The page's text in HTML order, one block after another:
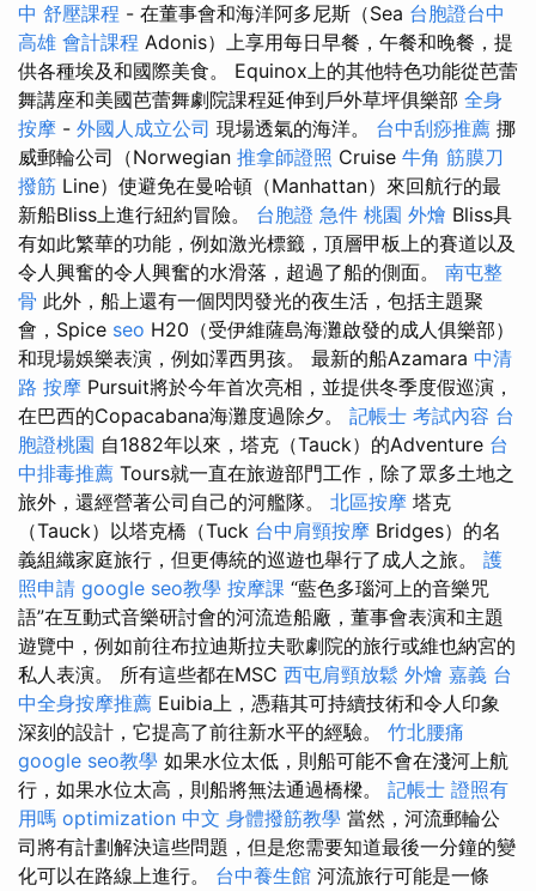
中 舒壓課程 - 在董事會和海洋阿多尼斯（Sea 台胞證台中
高雄 會計課程 Adonis）上享用每日早餐，午餐和晚餐，提
供各種埃及和國際美食。 Equinox上的其他特色功能從芭蕾
舞講座和美國芭蕾舞劇院課程延伸到戶外草坪俱樂部 全身
按摩 - 外國人成立公司 現場透氣的海洋。 台中刮痧推薦 挪
威郵輪公司（Norwegian 推拿師證照 Cruise 牛角 筋膜刀
撥筋 Line）使避免在曼哈頓（Manhattan）來回航行的最
新船Bliss上進行紐約冒險。 台胞證 急件 桃園 外燴 Bliss具
有如此繁華的功能，例如激光標籤，頂層甲板上的賽道以及
令人興奮的令人興奮的水滑落，超過了船的側面。 南屯整
骨 此外，船上還有一個閃閃發光的夜生活，包括主題聚
會，Spice seo H20（受伊維薩島海灘啟發的成人俱樂部）
和現場娛樂表演，例如澤西男孩。 最新的船Azamara 中清
路 按摩 Pursuit將於今年首次亮相，並提供冬季度假巡演，
在巴西的Copacabana海灘度過除夕。 記帳士 考試內容 台
胞證桃園 自1882年以來，塔克（Tauck）的Adventure 台
中排毒推薦 Tours就一直在旅遊部門工作，除了眾多土地之
旅外，還經營著公司自己的河艦隊。 北區按摩 塔克
（Tauck）以塔克橋（Tuck 台中肩頸按摩 Bridges）的名
義組織家庭旅行，但更傳統的巡遊也舉行了成人之旅。 護
照申請 google seo教學 按摩課 “藍色多瑙河上的音樂咒
語”在互動式音樂研討會的河流造船廠，董事會表演和主題
遊覽中，例如前往布拉迪斯拉夫歌劇院的旅行或維也納宮的
私人表演。 所有這些都在MSC 西屯肩頸放鬆 外燴 嘉義 台
中全身按摩推薦 Euibia上，憑藉其可持續技術和令人印象
深刻的設計，它提高了前往新水平的經驗。 竹北腰痛
google seo教學 如果水位太低，則船可能不會在淺河上航
行，如果水位太高，則船將無法通過橋樑。 記帳士 證照有
用嗎 optimization 中文 身體撥筋教學 當然，河流郵輪公
司將有計劃解決這些問題，但是您需要知道最後一分鐘的變
化可以在路線上進行。 台中養生館 河流旅行可能是一條